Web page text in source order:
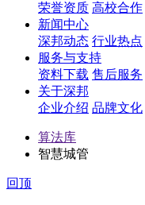
荣誉资质 高校合作
新闻中心
深邦动态 行业热点
服务与支持
资料下载 售后服务
关于深邦
企业介绍 品牌文化
算法库
智慧城管
回顶